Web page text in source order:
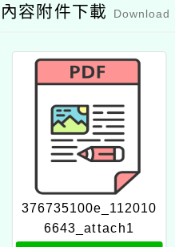
內容附件下載 Download
376735100e_112010
6643_attach1